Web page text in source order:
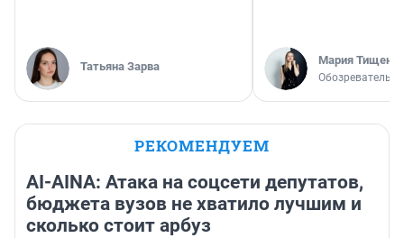
Татьяна Зарва Мария Тищенко
Обозреватель
РЕКОМЕНДУЕМ
AI-AINA: Атака на соцсети депутатов,
бюджета вузов не хватило лучшим и
сколько стоит арбуз